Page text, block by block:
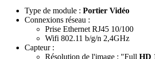
Type de module : Portier Vidéo
Connexions réseau :
Prise Ethernet RJ45 10/100
Wifi 802.11 b/g/n 2,4GHz
Capteur:
Résolution de l'image : "Full HD